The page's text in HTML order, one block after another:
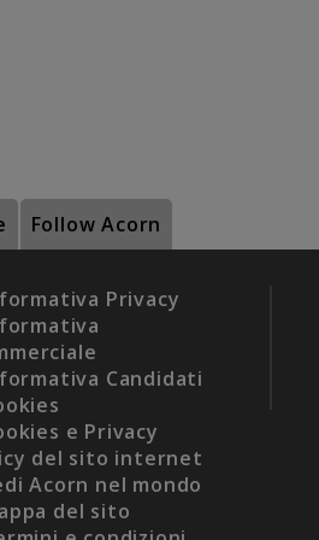
Follow Acorn
Privacy
Candidati
e Privacy
del sito internet
Acorn nel mondo
del sito